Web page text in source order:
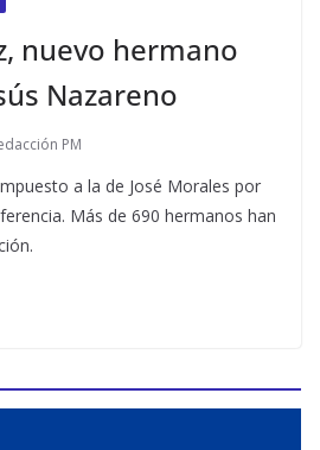
nuevo hermano
Nazareno
PM
a la de José Morales por
Más de 690 hermanos han